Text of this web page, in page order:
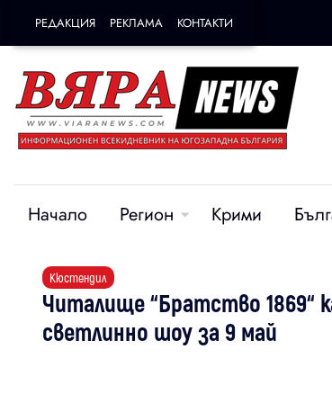
РЕДАКЦИЯ РЕКЛАМА КОНТАКТИ
Начало Регион Крими
Кюстендил
Читалище “Братство 1869“
светлинно шоу за 9 май